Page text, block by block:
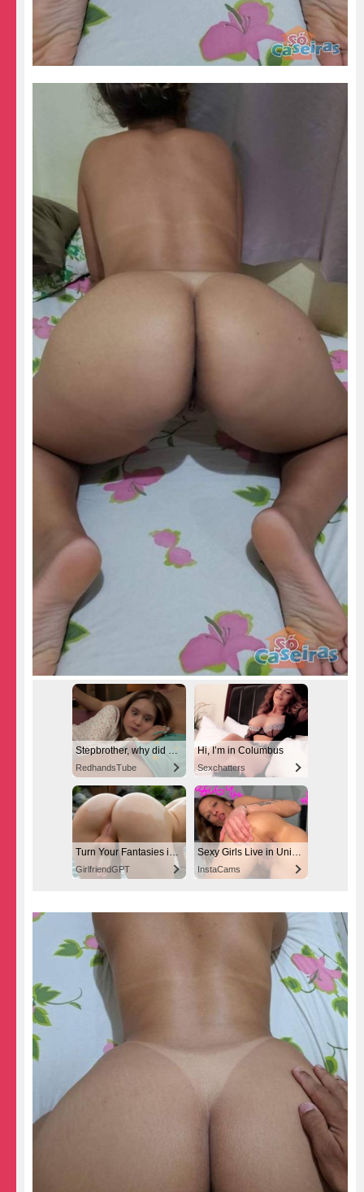
Stepbrother, why did you show me your dick? Now I want to fuck you with my wet pussy
RedhandsTube
Hi, I’m in Columbus
Sexchatters
Turn Your Fantasies into Reality
GirlfriendGPT
Sexy Girls Live in United States
InstaCams